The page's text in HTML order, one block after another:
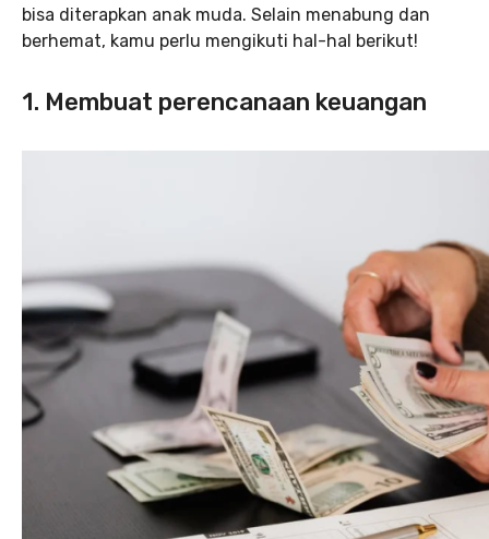
bisa diterapkan anak muda. Selain menabung dan
berhemat, kamu perlu mengikuti hal-hal berikut!
1. Membuat perencanaan keuangan